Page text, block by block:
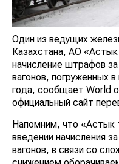
Один из ведущих
Казахстана, АО
начисление штрафов
вагонов, погруженных
года, сообщает World
официальный сайт
Напомним, что «Астык
введении начисления
вагонов, в связи со